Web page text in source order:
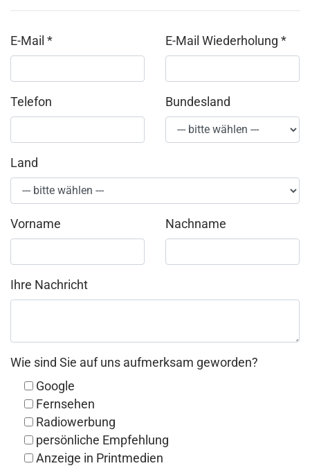
E-Mail * E-Mail Wiederholung *
Telefon Bundesland
Land
Vorname Nachname
Ihre Nachricht
Wie sind Sie auf uns aufmerksam geworden?
Google
Fernsehen
Radiowerbung
persönliche Empfehlung
Anzeige in Printmedien